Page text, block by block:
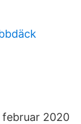
februar 2020